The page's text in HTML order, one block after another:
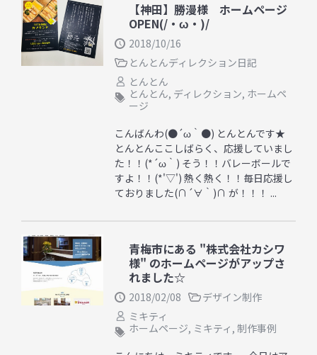
【神田】勝漫様 ホームページ
OPEN(/・ω・)/
2018/10/16
とんとんディレクション日記
とんとん
とんとん, ディレクション, ホームペ
ージ
こんばんわ(●´ω｀●) とんとんです★
とんとんここしばらく、応援していまし
た！！(*´ω｀) そう！！バレーボールで
すよ！！(*'▽') 熱く熱く！！毎日応援し
ておりました(∩´∀｀)∩ が！！！ ...
青梅市にある "株式会社カシワ
様" のホームページがアップさ
れました☆
2018/02/08
デザイン制作
ミキティ
ホームページ, ミキティ , 制作事例